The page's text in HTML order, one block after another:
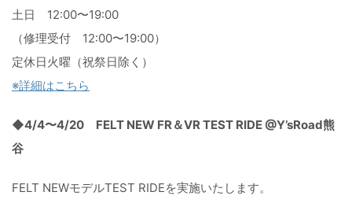
土日 12:00〜19:00
（修理受付 12:00〜19:00）
定休日火曜（祝祭日除く）
※詳細はこちら
◆4/4〜4/20 FELT NEW FR＆VR TEST RIDE @Y’sRoad熊
谷
FELT NEWモデルTEST RIDEを実施いたします。